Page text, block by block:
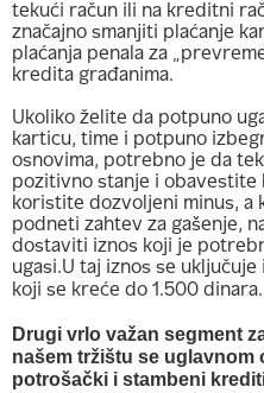
tekući račun ili na kreditni
značajno smanjiti plaćanje
plaćanja penala za
kredita građanima.
Ukoliko želite da potpuno
karticu, time i potpuno
osnovima, potrebno je da
pozitivno stanje i obavestite
koristite dozvoljeni minus, a
podneti zahtev za gašenje,
dostaviti iznos koji je
ugasi.U taj iznos se
koji se kreće do 1.500 dinara.
Drugi vrlo važan segment
našem tržištu se
potrošački i stambeni